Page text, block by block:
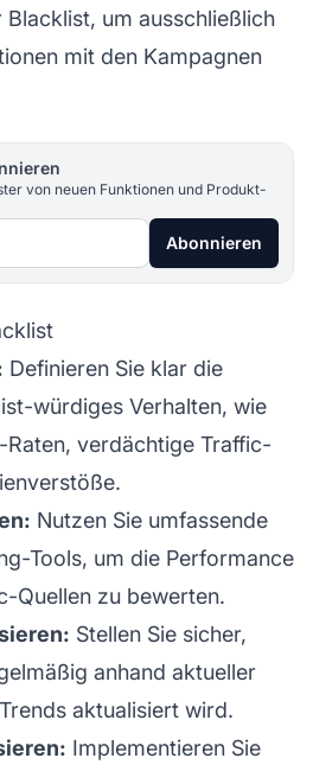
um ausschließlich
mit den Kampagnen
von neuen Funktionen und Produkt-
Abonnieren
Definieren Sie klar die
würdiges Verhalten, wie
verdächtige Traffic-
Nutzen Sie umfassende
Tools, um die Performance
Quellen zu bewerten.
Stellen Sie sicher,
anhand aktueller
aktualisiert wird.
Implementieren Sie